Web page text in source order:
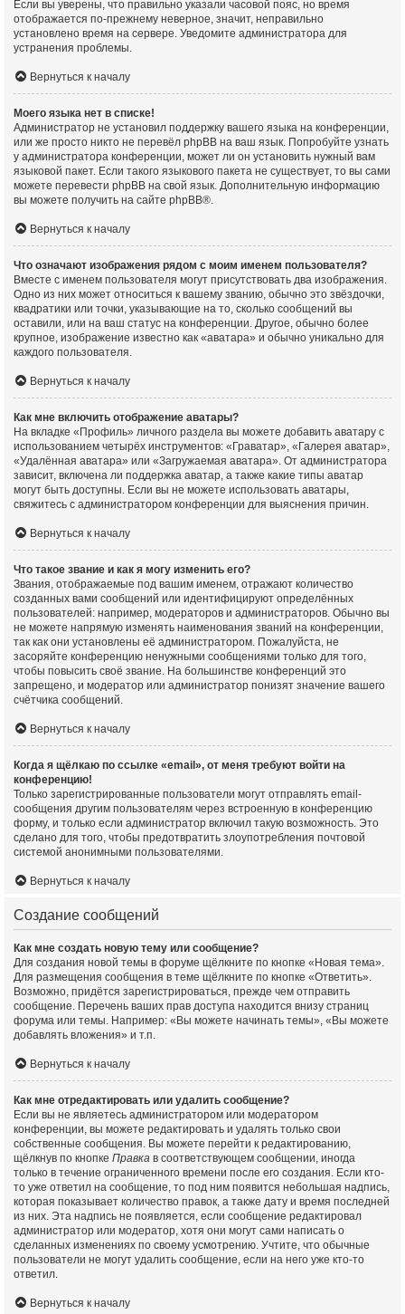
Если вы уверены, что правильно указали часовой пояс, но время
отображается по-прежнему неверное, значит, неправильно
установлено время на сервере. Уведомите администратора для
устранения проблемы.
Вернуться к началу
Моего языка нет в списке!
Администратор не установил поддержку вашего языка на конференции,
или же просто никто не перевёл phpBB на ваш язык. Попробуйте узнать
у администратора конференции, может ли он установить нужный вам
языковой пакет. Если такого языкового пакета не существует, то вы сами
можете перевести phpBB на свой язык. Дополнительную информацию
вы можете получить на сайте phpBB®.
Вернуться к началу
Что означают изображения рядом с моим именем пользователя?
Вместе с именем пользователя могут присутствовать два изображения.
Одно из них может относиться к вашему званию, обычно это звёздочки,
квадратики или точки, указывающие на то, сколько сообщений вы
оставили, или на ваш статус на конференции. Другое, обычно более
крупное, изображение известно как «аватара» и обычно уникально для
каждого пользователя.
Вернуться к началу
Как мне включить отображение аватары?
На вкладке «Профиль» личного раздела вы можете добавить аватару с
использованием четырёх инструментов: «Граватар», «Галерея аватар»,
«Удалённая аватара» или «Загружаемая аватара». От администратора
зависит, включена ли поддержка аватар, а также какие типы аватар
могут быть доступны. Если вы не можете использовать аватары,
свяжитесь с администратором конференции для выяснения причин.
Вернуться к началу
Что такое звание и как я могу изменить его?
Звания, отображаемые под вашим именем, отражают количество
созданных вами сообщений или идентифицируют определённых
пользователей: например, модераторов и администраторов. Обычно вы
не можете напрямую изменять наименования званий на конференции,
так как они установлены её администратором. Пожалуйста, не
засоряйте конференцию ненужными сообщениями только для того,
чтобы повысить своё звание. На большинстве конференций это
запрещено, и модератор или администратор понизят значение вашего
счётчика сообщений.
Вернуться к началу
Когда я щёлкаю по ссылке «email», от меня требуют войти на
конференцию!
Только зарегистрированные пользователи могут отправлять email-
сообщения другим пользователям через встроенную в конференцию
форму, и только если администратор включил такую возможность. Это
сделано для того, чтобы предотвратить злоупотребления почтовой
системой анонимными пользователями.
Вернуться к началу
Создание сообщений
Как мне создать новую тему или сообщение?
Для создания новой темы в форуме щёлкните по кнопке «Новая тема».
Для размещения сообщения в теме щёлкните по кнопке «Ответить».
Возможно, придётся зарегистрироваться, прежде чем отправить
сообщение. Перечень ваших прав доступа находится внизу страниц
форума или темы. Например: «Вы можете начинать темы», «Вы можете
добавлять вложения» и т.п.
Вернуться к началу
Как мне отредактировать или удалить сообщение?
Если вы не являетесь администратором или модератором
конференции, вы можете редактировать и удалять только свои
собственные сообщения. Вы можете перейти к редактированию,
щёлкнув по кнопке Правка в соответствующем сообщении, иногда
только в течение ограниченного времени после его создания. Если кто-
то уже ответил на сообщение, то под ним появится небольшая надпись,
которая показывает количество правок, а также дату и время последней
из них. Эта надпись не появляется, если сообщение редактировал
администратор или модератор, хотя они могут сами написать о
сделанных изменениях по своему усмотрению. Учтите, что обычные
пользователи не могут удалить сообщение, если на него уже кто-то
ответил.
Вернуться к началу